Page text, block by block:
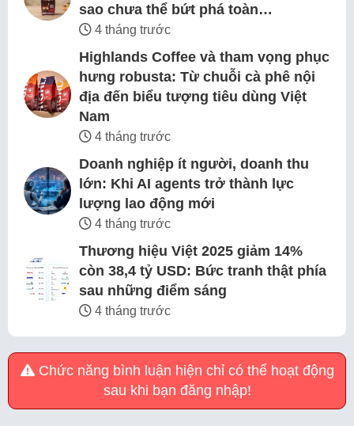
sao chưa thể bứt phá toàn…
4 tháng trước
Highlands Coffee và tham vọng phục
hưng robusta: Từ chuỗi cà phê nội
địa đến biểu tượng tiêu dùng Việt
Nam
4 tháng trước
Doanh nghiệp ít người, doanh thu
lớn: Khi AI agents trở thành lực
lượng lao động mới
4 tháng trước
Thương hiệu Việt 2025 giảm 14%
còn 38,4 tỷ USD: Bức tranh thật phía
sau những điểm sáng
4 tháng trước
Chức năng bình luận hiện chỉ có thể hoạt động
sau khi bạn đăng nhập!